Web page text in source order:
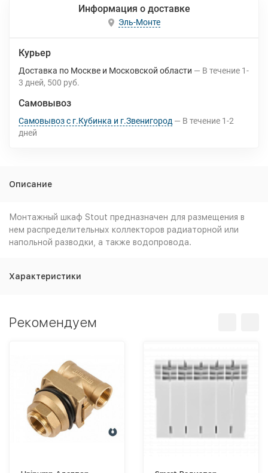
Информация о доставке
Эль-Монте
Курьер
Доставка по Москве и Московской области В течение 1-
3 дней 500 руб.
Самовывоз
Самовывоз с г.Кубинка и г.Звенигород В течение 1-2
дней
Описание
Монтажный шкаф Stout предназначен для размещения в
нем распределительных коллекторов радиаторной или
напольной разводки, а также водопровода.
Характеристики
Рекомендуем